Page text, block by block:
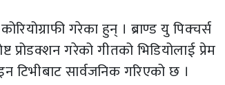
गरेका हुन् । ब्राण्ड यु पिक्चर्स
प्रोडक्शन गरेको गीतको भिडियोलाई प्रेम
टिभीबाट सार्वजनिक गरिएको छ ।